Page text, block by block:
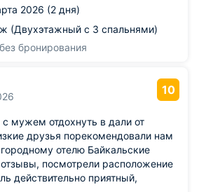
2026 (2 дня)
(Двухэтажный с 3 спальнями)
бронирования
10
мужем отдохнуть в дали от
друзья порекомендовали нам
отелю Байкальские
посмотрели расположение
действительно приятный,